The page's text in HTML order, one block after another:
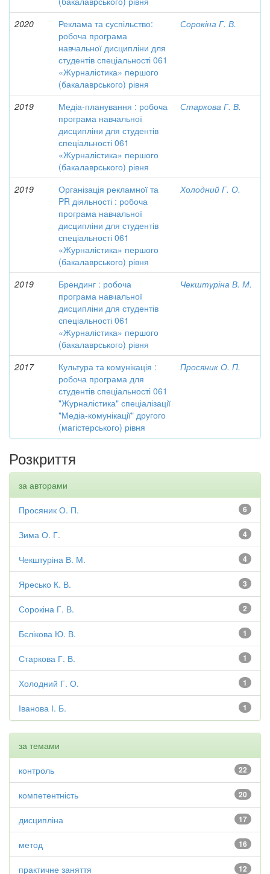
2020
Реклама та суспільство:
робоча програма
навчальної дисципліни для
студентів спеціальності 061
«Журналістика» першого
(бакалаврського) рівня
Сорокіна Г. В.
2019
Медіа-планування : робоча
програма навчальної
дисципліни для студентів
спеціальності 061
«Журналістика» першого
(бакалаврського) рівня
Старкова Г. В.
2019
Організація рекламної та
PR діяльності : робоча
програма навчальної
дисципліни для студентів
спеціальності 061
«Журналістика» першого
(бакалаврського) рівня
Холодний Г. О.
2019
Брендинг : робоча
програма навчальної
дисципліни для студентів
спеціальності 061
«Журналістика» першого
(бакалаврського) рівня
Чекштуріна В. М.
2017
Культура та комунікація :
робоча програма для
студентів спеціальності 061
"Журналістика" спеціалізації
"Медіа-комунікації" другого
(магістерського) рівня
Просяник О. П.
Розкриття
за авторами
6
Просяник О. П.
4
Зима О. Г.
4
Чекштуріна В. М.
3
Яресько К. В.
2
Сорокіна Г. В.
1
Бєлікова Ю. В.
1
Старкова Г. В.
1
Холодний Г. О.
1
Іванова І. Б.
за темами
22
контроль
20
компетентність
17
дисципліна
16
метод
12
практичне заняття